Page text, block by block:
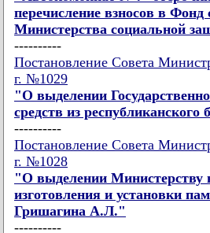
перечисление взносов в
Министерства социальной
----------
Постановление Совета
г. №1029
"О выделении
средств из
----------
Постановление Совета
г. №1028
"О выделении Министерству
изготовления и установки
Гришагина А.Л."
----------